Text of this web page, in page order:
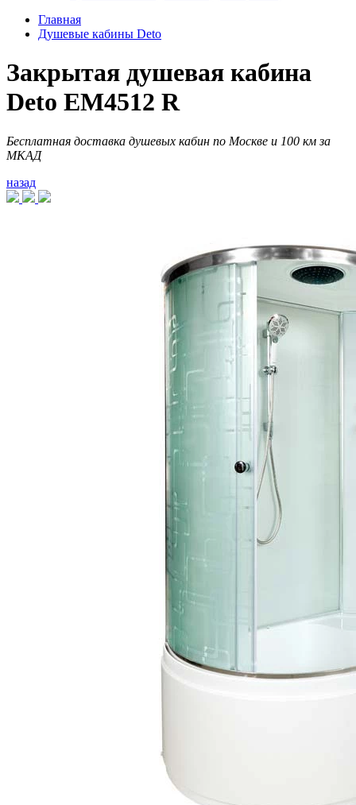
Главная
Душевые кабины Deto
Закрытая душевая кабина
Deto EM4512 R
Бесплатная доставка душевых кабин по Москве и 100 км за
МКАД
назад